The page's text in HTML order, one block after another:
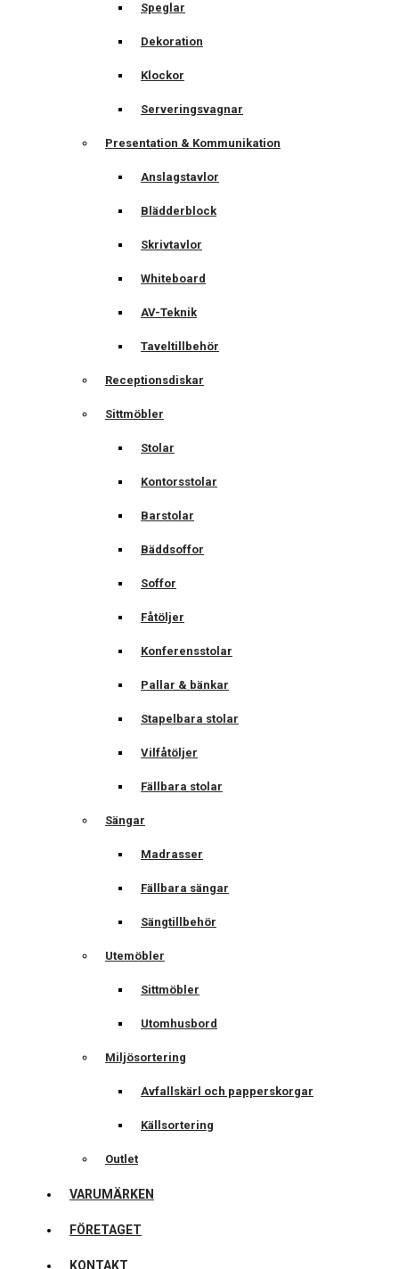
Speglar
Dekoration
Klockor
Serveringsvagnar
Presentation & Kommunikation
Anslagstavlor
Blädderblock
Skrivtavlor
Whiteboard
AV-Teknik
Taveltillbehör
Receptionsdiskar
Sittmöbler
Stolar
Kontorsstolar
Barstolar
Bäddsoffor
Soffor
Fåtöljer
Konferensstolar
Pallar & bänkar
Stapelbara stolar
Vilfåtöljer
Fällbara stolar
Sängar
Madrasser
Fällbara sängar
Sängtillbehör
Utemöbler
Sittmöbler
Utomhusbord
Miljösortering
Avfallskärl och papperskorgar
Källsortering
Outlet
VARUMÄRKEN
FÖRETAGET
KONTAKT